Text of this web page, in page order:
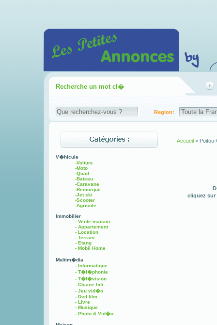
Recherche un mot cl�
Region:
V�hicule
-Voiture
-Moto
-Quad
-Bateau
-Caravane
-Remorque
-Jet ski
-Scooter
-Agricole
Immobilier
- Vente maison
- Appartement
- Location
- Terrain
- Etang
- Mobil Home
Multim�dia
- Informatique
- T�l�phonie
- T�l�vision
- Chaine hifi
- Jeu vid�o
- Dvd film
- Livre
- Musique
- Photo & Vid�o
Accueil >
cliquez sur